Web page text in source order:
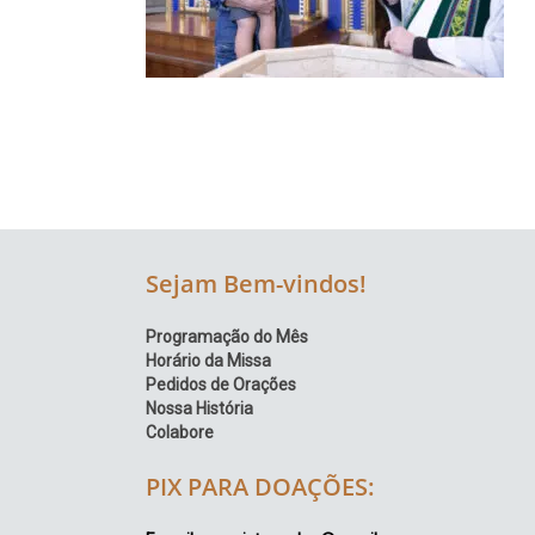
Região
Episcopal
Sé
Sejam Bem-vindos!
Programação do Mês
Horário da Missa
Pedidos de Orações
Nossa História
Colabore
PIX PARA DOAÇÕES: